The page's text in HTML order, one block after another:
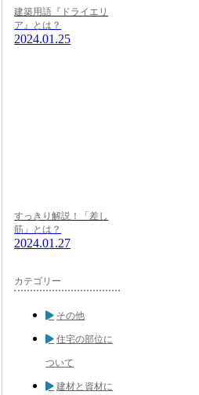
建築用語『ドライエリ
ア』とは？
2024.01.25
すっきり解説！「差し
筋」とは？
2024.01.27
カテゴリー
その他
住宅の部位に
ついて
建材と資材に